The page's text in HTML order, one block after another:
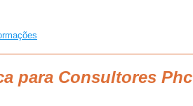
para Consultores Phc